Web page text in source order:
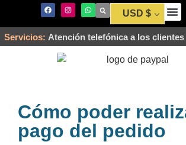
USD $
Servicios: Atención telefónica a los clientes
Cómo poder
pago del pedido